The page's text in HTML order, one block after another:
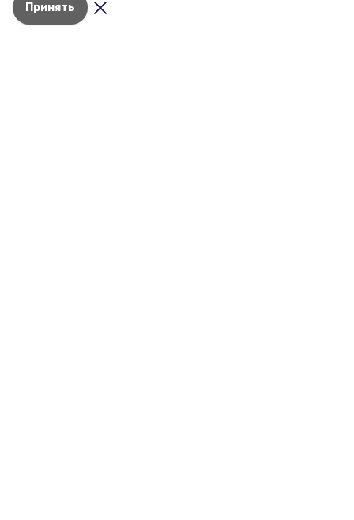
Принять
Пятигорска».
Разделы